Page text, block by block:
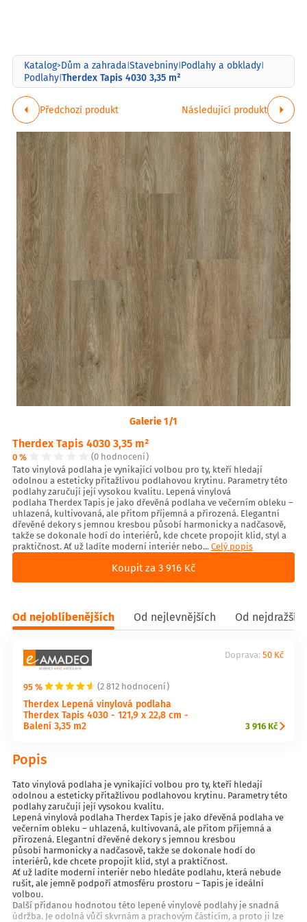
Katalog>Dům a zahrada|Stavebniny|Podlahy a obklady|
Podlahy|Therdex Tapis 4030 3,35 m²
Předchozí produkt Následující produkt
Galerie 1/1
Therdex Tapis 4030 3,35 m²
0 %
(0 hodnocení)
Tato vinylová podlaha je vynikající volbou pro ty, kteří hledají
odolnou a esteticky přitažlivou podlahovou krytinu. Parametry této
podlahy zaručují její vysokou kvalitu. Lepená vinylová
podlaha Therdex Tapis je jako dřevěná podlaha ve večerním obleku –
uhlazená, kultivovaná, ale přitom příjemná a přirozená. Elegantní
dřevěné dekory s jemnou kresbou působí harmonicky a nadčasově,
takže se dokonale hodí do interiérů, kde chcete propojit klid, styl a
praktičnost. Ať už ladíte moderní interiér nebo...Celý popis
Koupit za 3 916 Kč
Od nejoblíbenějších Od nejlevnějších Od
95 % (2 812 hodnocení)
Therdex Lepená vinylová podlaha
Therdex Tapis 4030 - 121,9 x 22,8 cm -
Balení 3,35 m2
Doprava: 50 Kč
3 916 Kč
Popis
Tato vinylová podlaha je vynikající volbou pro ty, kteří hledají
odolnou a esteticky přitažlivou podlahovou krytinu. Parametry této
podlahy zaručují její vysokou kvalitu.
Lepená vinylová podlaha Therdex Tapis je jako dřevěná podlaha ve
večerním obleku – uhlazená, kultivovaná, ale přitom příjemná a
přirozená. Elegantní dřevěné dekory s jemnou kresbou
působí harmonicky a nadčasově, takže se dokonale hodí do
interiérů, kde chcete propojit klid, styl a praktičnost.
Ať už ladíte moderní interiér nebo hledáte podlahu, která nebude
rušit, ale jemně podpoří atmosféru prostoru – Tapis je ideální
volbou.
Další přidanou hodnotou této lepené vinylové podlahy je snadná
údržba. Je odolná vůči skvrnám a prachovým částicím, a proto ji lze